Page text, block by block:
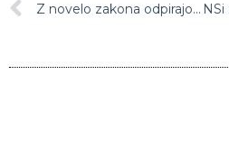
Z novelo zakona odpirajo vrata Uberju